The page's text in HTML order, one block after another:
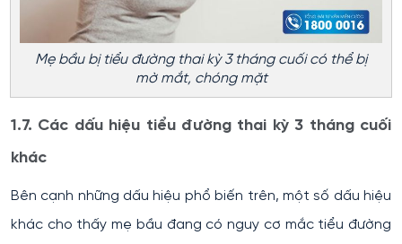
Mẹ bầu bị tiểu đường thai kỳ 3 tháng cuối có thể bị
mờ mắt, chóng mặt
1.7. Các dấu hiệu tiểu đường thai kỳ 3 tháng cuối
khác
Bên cạnh những dấu hiệu phổ biến trên, một số dấu hiệu
khác cho thấy mẹ bầu đang có nguy cơ mắc tiểu đường